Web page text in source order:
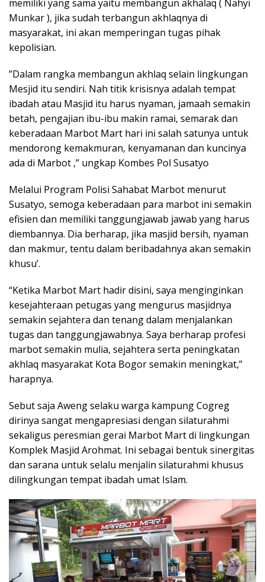
memiliki yang sama yaitu membangun akhalaq ( Nahyi
Munkar ), jika sudah terbangun akhlaqnya di
masyarakat, ini akan memperingan tugas pihak
kepolisian.
”Dalam rangka membangun akhlaq selain lingkungan
Mesjid itu sendiri. Nah titik krisisnya adalah tempat
ibadah atau Masjid itu harus nyaman, jamaah semakin
betah, pengajian ibu-ibu makin ramai, semarak dan
keberadaan Marbot Mart hari ini salah satunya untuk
mendorong kemakmuran, kenyamanan dan kuncinya
ada di Marbot ,” ungkap Kombes Pol Susatyo
Melalui Program Polisi Sahabat Marbot menurut
Susatyo, semoga keberadaan para marbot ini semakin
efisien dan memiliki tanggungjawab jawab yang harus
diembannya. Dia berharap, jika masjid bersih, nyaman
dan makmur, tentu dalam beribadahnya akan semakin
khusu’.
“Ketika Marbot Mart hadir disini, saya menginginkan
kesejahteraan petugas yang mengurus masjidnya
semakin sejahtera dan tenang dalam menjalankan
tugas dan tanggungjawabnya. Saya berharap profesi
marbot semakin mulia, sejahtera serta peningkatan
akhlaq masyarakat Kota Bogor semakin meningkat,”
harapnya.
Sebut saja Aweng selaku warga kampung Cogreg
dirinya sangat mengapresiasi dengan silaturahmi
sekaligus peresmian gerai Marbot Mart di lingkungan
Komplek Masjid Arohmat. Ini sebagai bentuk sinergitas
dan sarana untuk selalu menjalin silaturahmi khusus
dilingkungan tempat ibadah umat Islam.